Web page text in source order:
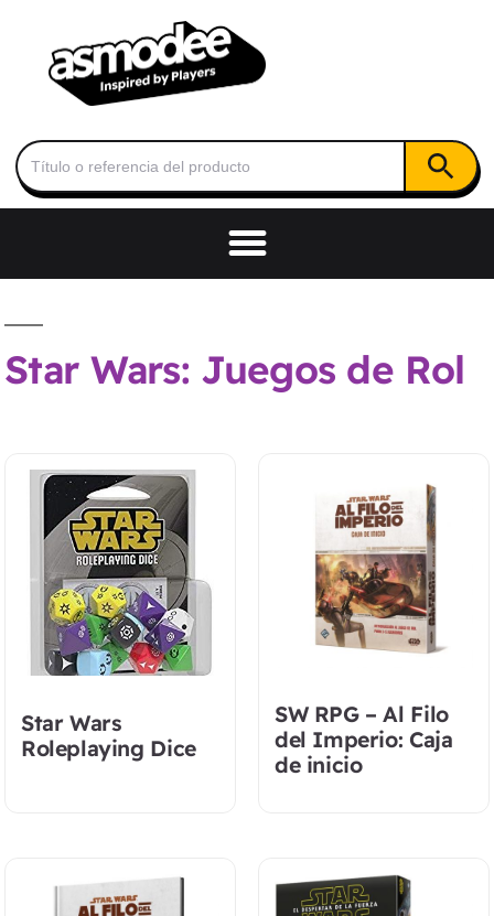
Buscar: Botón de
Star Wars: Juegos de Rol
Star Wars
Roleplaying Dice
SW RPG – Al Filo
del Imperio: Caja
de inicio